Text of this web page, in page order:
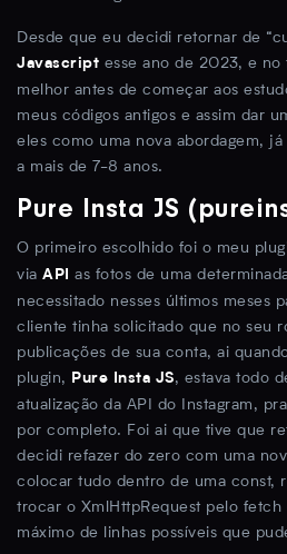
Desde que eu decidi retornar de
Javascript esse ano de 2023, e
melhor antes de começar aos
meus códigos antigos e assim dar
eles como uma nova abordagem,
a mais de 7-8 anos.
Pure Insta JS
O primeiro escolhido foi o meu
via API as fotos de uma
necessitado nesses últimos meses
cliente tinha solicitado que no seu
publicações de sua conta, ai
plugin, Pure Insta JS, estava todo
atualização da API do Instagram,
por completo. Foi ai que tive que
decidi refazer do zero com uma
colocar tudo dentro de uma const,
trocar o XmlHttpRequest pelo
máximo de linhas possíveis que